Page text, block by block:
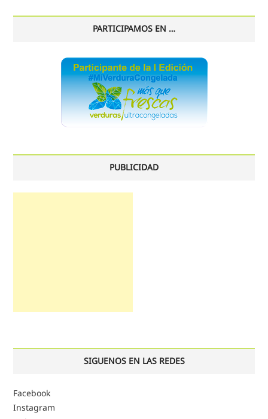
PARTICIPAMOS EN …
PUBLICIDAD
SIGUENOS EN LAS REDES
Facebook
Instagram